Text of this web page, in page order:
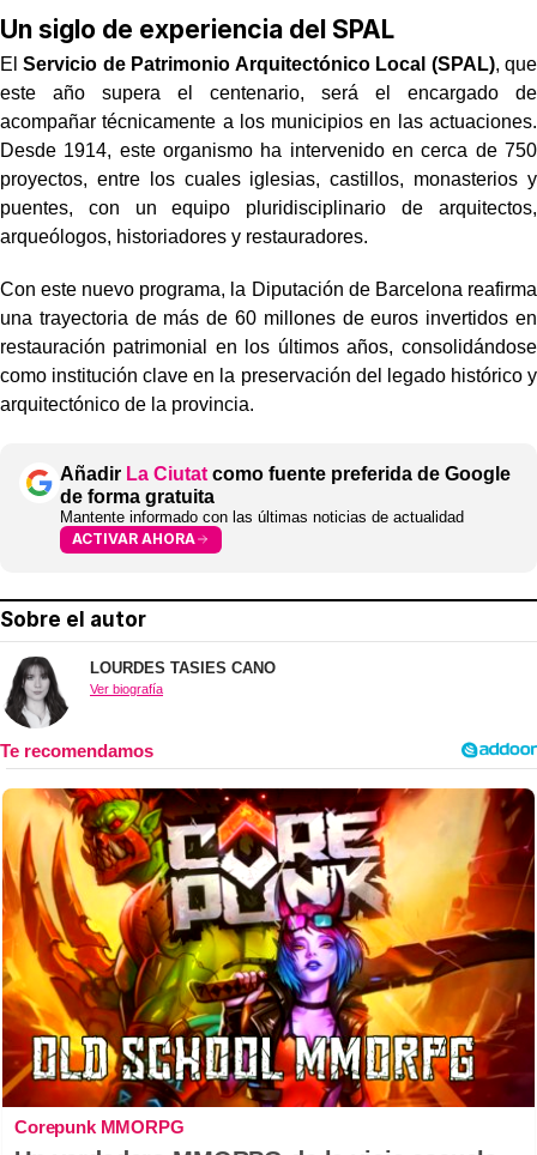
Un siglo de experiencia del SPAL
ElServicio de Patrimonio Arquitectónico Local (SPAL), que
este año supera el centenario, será el encargado de
acompañar técnicamente a los municipios en las actuaciones.
Desde 1914, este organismo ha intervenido en cerca de 750
proyectos, entre los cuales iglesias, castillos, monasterios y
puentes, con un equipo pluridisciplinario de arquitectos,
arqueólogos, historiadores y restauradores.
Con este nuevo programa, la Diputación de Barcelona reafirma
una trayectoria de más de 60 millones de euros invertidos en
restauración patrimonial en los últimos años, consolidándose
como institución clave en la preservación del legado histórico y
arquitectónico de la provincia.
Añadir La Ciutat como fuente preferida de Google
de forma gratuita
Mantente informado con las últimas noticias de actualidad
ACTIVAR AHORA
Sobre el autor
LOURDES TASIES CANO
Ver biografía
Corepunk MMORPG